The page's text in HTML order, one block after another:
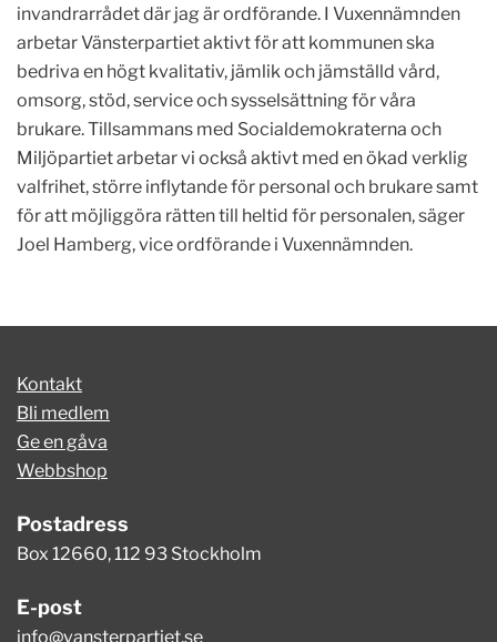
invandrarrådet där jag är ordförande. I Vuxennämnden
arbetar Vänsterpartiet aktivt för att kommunen ska
bedriva en högt kvalitativ, jämlik och jämställd vård,
omsorg, stöd, service och sysselsättning för våra
brukare. Tillsammans med Socialdemokraterna och
Miljöpartiet arbetar vi också aktivt med en ökad verklig
valfrihet, större inflytande för personal och brukare samt
för att möjliggöra rätten till heltid för personalen, säger
Joel Hamberg, vice ordförande i Vuxennämnden.
Kontakt
Bli medlem
Ge en gåva
Webbshop
Postadress
Box 12660, 112 93 Stockholm
E-post
info@vansterpartiet.se